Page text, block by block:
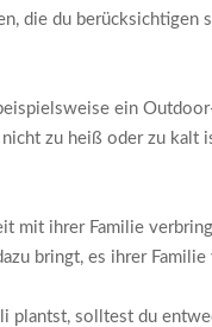
die du berücksichtigen
ein
zu heiß oder zu kalt
mit ihrer Familie
bringt, es ihrer Familie
plantst, solltest du